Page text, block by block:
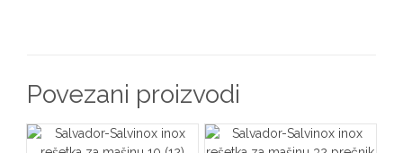
Povezani proizvodi